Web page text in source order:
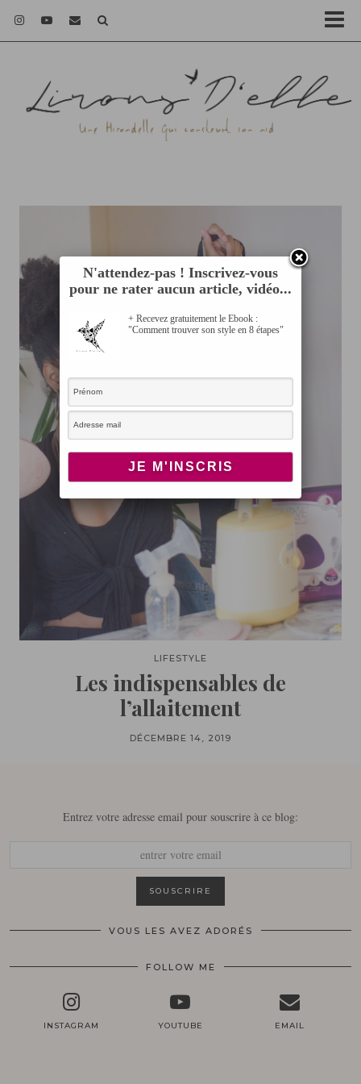
LIFESTYLE
Les indispensables de
l’allaitement
DÉCEMBRE 14, 2019
Entrez votre adresse email pour souscrire à ce blog:
VOUS LES AVEZ ADORÉS
FOLLOW ME
INSTAGRAM YOUTUBE EMAIL
N'attendez-pas ! Inscrivez-vous
pour ne rater aucun article, vidéo...
+ Recevez gratuitement le Ebook :
"Comment trouver son style en 8 étapes"